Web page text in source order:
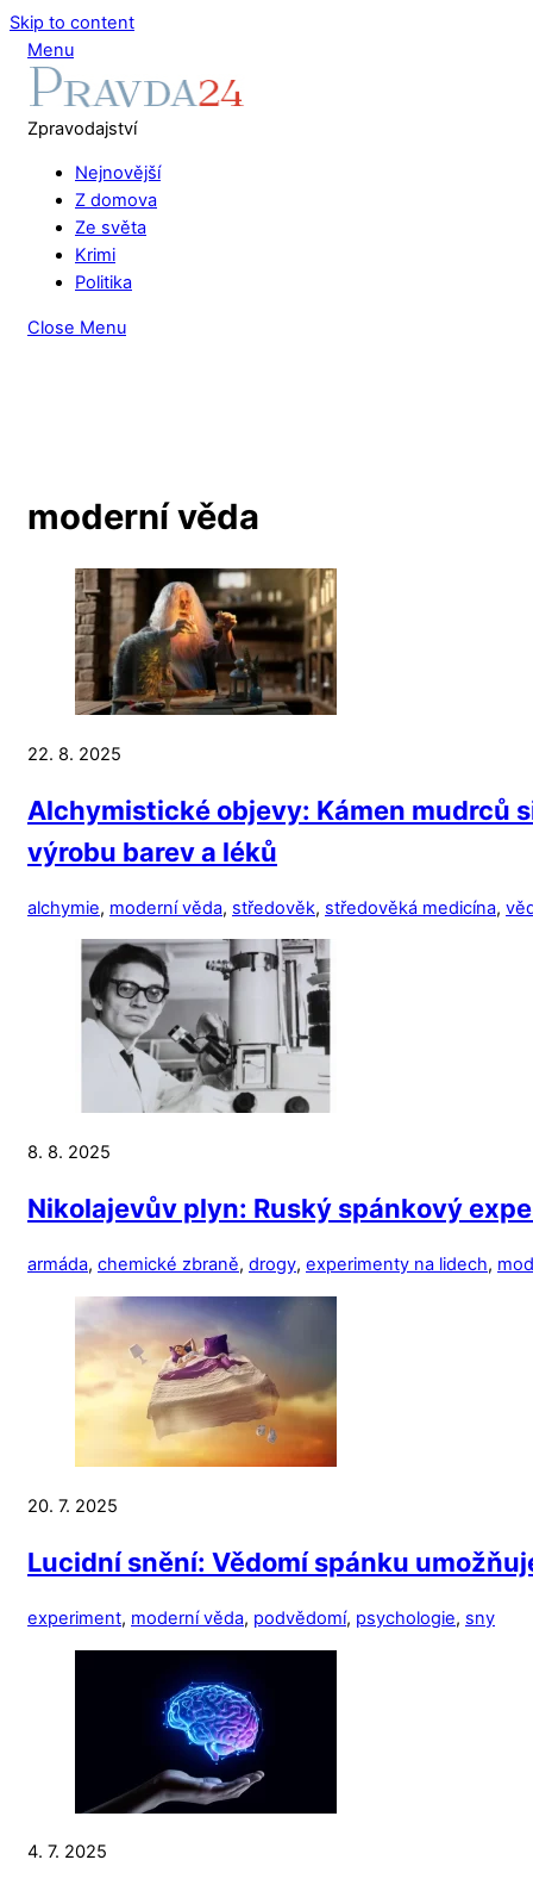
Skip to content
Menu
Zpravodajství
Nejnovější
Z domova
Ze světa
Krimi
Politika
Close Menu
moderní věda
22. 8. 2025
Alchymistické objevy: Kámen mudrců
výrobu barev a léků
alchymie, moderní věda, středověk, středověká medicína,
8. 8. 2025
Nikolajevův plyn: Ruský spánkový
armáda, chemické zbraně, drogy, experimenty na lidech,
20. 7. 2025
Lucidní snění: Vědomí spánku
experiment, moderní věda, podvědomí, psychologie, sny
4. 7. 2025